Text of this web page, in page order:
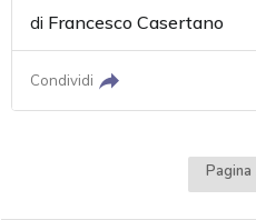
di Francesco Casertano
Condividi
Pagina